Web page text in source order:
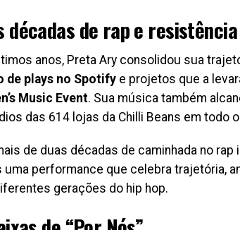
décadas de rap e resistência
anos, Preta Ary consolidou sua
de plays no Spotify e projetos que a
Music Event. Sua música também
das 614 lojas da Chilli Beans em todo
de duas décadas de caminhada no
uma performance que celebra trajetória,
gerações do hip hop.